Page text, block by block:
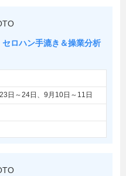
ロハン手漉き＆操業分析
日～24日、9月10日～11日